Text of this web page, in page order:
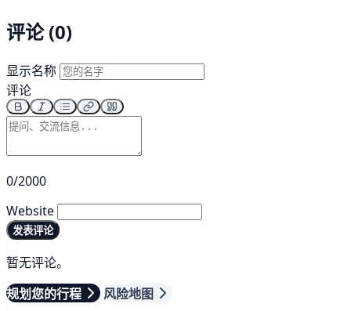
评论 (0)
显示名称
评论
0/2000
Website
发表评论
暂无评论。
规划您的行程
风险地图